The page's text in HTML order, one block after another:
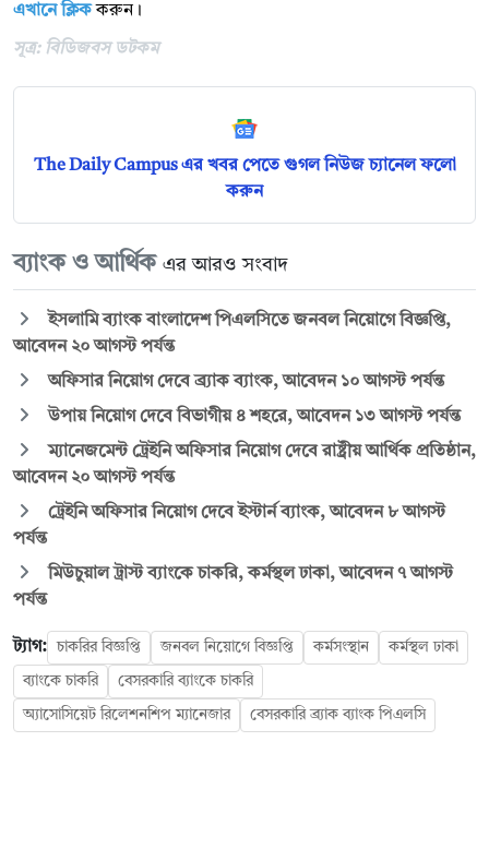
এখানে ক্লিককরুন।
সূত্র: বিডিজবস ডটকম
The Daily Campus এর খবর পেতে গুগল নিউজ চ্যানেল ফলো
করুন
ব্যাংক ও আর্থিক এর আরও সংবাদ
ইসলামি ব্যাংক বাংলাদেশ পিএলসিতে জনবল নিয়োগে বিজ্ঞপ্তি,
আবেদন ২০ আগস্ট পর্যন্ত
অফিসার নিয়োগ দেবে ব্র্যাক ব্যাংক, আবেদন ১০ আগস্ট পর্যন্ত
উপায় নিয়োগ দেবে বিভাগীয় ৪ শহরে, আবেদন ১৩ আগস্ট পর্যন্ত
ম্যানেজমেন্ট ট্রেইনি অফিসার নিয়োগ দেবে রাষ্ট্রীয় আর্থিক প্রতিষ্ঠান,
আবেদন ২০ আগস্ট পর্যন্ত
ট্রেইনি অফিসার নিয়োগ দেবে ইস্টার্ন ব্যাংক, আবেদন ৮ আগস্ট
পর্যন্ত
মিউচুয়াল ট্রাস্ট ব্যাংকে চাকরি, কর্মস্থল ঢাকা, আবেদন ৭ আগস্ট
পর্যন্ত
ট্যাগ: চাকরির বিজ্ঞপ্তি জনবল নিয়োগে বিজ্ঞপ্তি কর্মসংস্থান কর্মস্থল ঢাকা
ব্যাংকে চাকরি বেসরকারি ব্যাংকে চাকরি
অ্যাসোসিয়েট রিলেশনশিপ ম্যানেজার বেসরকারি ব্র্যাক ব্যাংক পিএলসি